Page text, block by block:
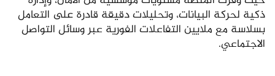
ذكية لحركة البيانات، وتحليلات دقيقة قادرة على التعامل
بسلاسة مع ملايين التفاعلات الفورية عبر وسائل التواصل
الاجتماعي.